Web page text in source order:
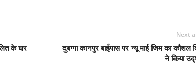
के घर
Next
दुबग्गा कानपुर बाईपास पर न्यू माई जिम का कौशल
ने किया